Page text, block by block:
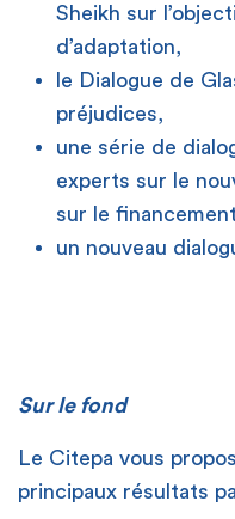
Sheikh sur
d’adaptation,
le Dialogue de
préjudices,
une série de
experts sur le
sur le
un nouveau
Sur le fond
Le Citepa vous
principaux résultats